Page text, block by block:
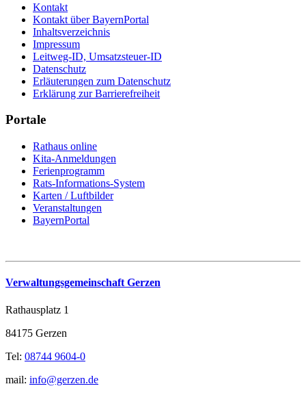
Kontakt
Kontakt über BayernPortal
Inhaltsverzeichnis
Impressum
Leitweg-ID, Umsatzsteuer-ID
Datenschutz
Erläuterungen zum Datenschutz
Erklärung zur Barrierefreiheit
Portale
Rathaus online
Kita-Anmeldungen
Ferienprogramm
Rats-Informations-System
Karten / Luftbilder
Veranstaltungen
BayernPortal
Verwaltungsgemeinschaft Gerzen
Rathausplatz 1
84175 Gerzen
Tel: 08744 9604-0
mail: info@gerzen.de